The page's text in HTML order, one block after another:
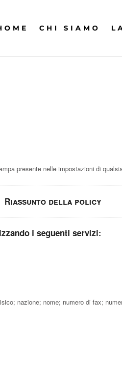
CHI SIAMO
presente nelle impostazioni di
Riassunto della policy
i seguenti servizi:
nazione; nome; numero di fax;